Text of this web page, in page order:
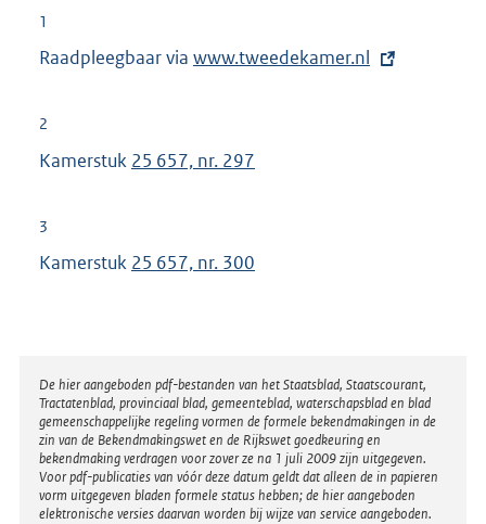
1
Raadpleegbaar via E
r
:
www.tweedekamer.nl
2
Kamerstuk 25 657, nr. 297
3
Kamerstuk 25 657, nr. 300
Disclaimer
De hier aangeboden pdf-bestanden van het Staatsblad, Staatscourant,
Tractatenblad, provinciaal blad, gemeenteblad, waterschapsblad en blad
gemeenschappelijke regeling vormen de formele bekendmakingen in de
zin van de Bekendmakingswet en de Rijkswet goedkeuring en
bekendmaking verdragen voor zover ze na 1 juli 2009 zijn uitgegeven.
Voor pdf-publicaties van vóór deze datum geldt dat alleen de in papieren
vorm uitgegeven bladen formele status hebben; de hier aangeboden
elektronische versies daarvan worden bij wijze van service aangeboden.